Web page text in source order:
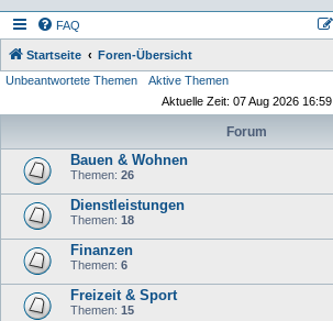
FAQ
Startseite Foren-Übersicht
Unbeantwortete Themen
Aktive Themen
Aktuelle Zeit: 07 Aug 2026 16:59
Forum
Bauen & Wohnen
Themen: 26
Dienstleistungen
Themen: 18
Finanzen
Themen: 6
Freizeit & Sport
Themen: 15